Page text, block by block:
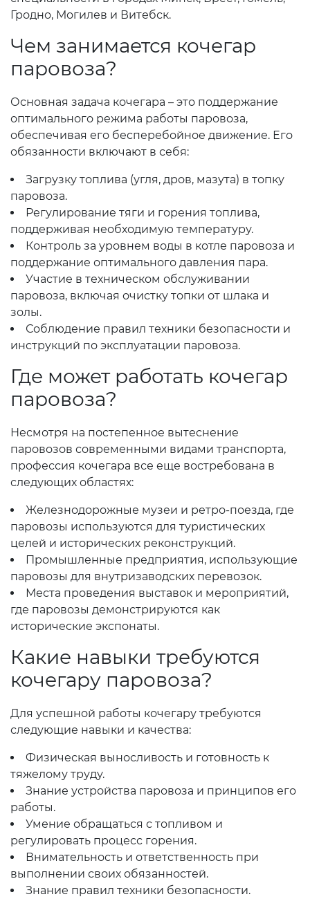
Гродно, Могилев и Витебск.
Чем занимается кочегар
паровоза?
Основная задача кочегара – это поддержание
оптимального режима работы паровоза,
обеспечивая его бесперебойное движение. Его
обязанности включают в себя:
Загрузку топлива (угля, дров, мазута) в топку
паровоза.
Регулирование тяги и горения топлива,
поддерживая необходимую температуру.
Контроль за уровнем воды в котле паровоза и
поддержание оптимального давления пара.
Участие в техническом обслуживании
паровоза, включая очистку топки от шлака и
золы.
Соблюдение правил техники безопасности и
инструкций по эксплуатации паровоза.
Где может работать кочегар
паровоза?
Несмотря на постепенное вытеснение
паровозов современными видами транспорта,
профессия кочегара все еще востребована в
следующих областях:
Железнодорожные музеи и ретро-поезда, где
паровозы используются для туристических
целей и исторических реконструкций.
Промышленные предприятия, использующие
паровозы для внутризаводских перевозок.
Места проведения выставок и мероприятий,
где паровозы демонстрируются как
исторические экспонаты.
Какие навыки требуются
кочегару паровоза?
Для успешной работы кочегару требуются
следующие навыки и качества:
Физическая выносливость и готовность к
тяжелому труду.
Знание устройства паровоза и принципов его
работы.
Умение обращаться с топливом и
регулировать процесс горения.
Внимательность и ответственность при
выполнении своих обязанностей.
Знание правил техники безопасности.